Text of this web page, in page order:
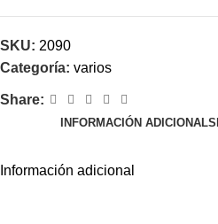
SKU: 2090
Categoría: varios
Share:
INFORMACIÓN ADICIONAL
Información adicional